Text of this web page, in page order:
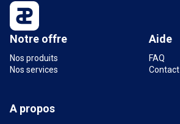
Notre offre
Nos produits
Nos services
Aide
FAQ
Contact
A propos